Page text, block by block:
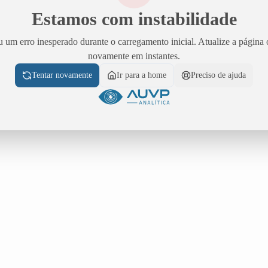
Estamos com instabilidade
um erro inesperado durante o carregamento inicial. Atualize a página
novamente em instantes.
Tentar novamente Ir para a home Preciso de ajuda